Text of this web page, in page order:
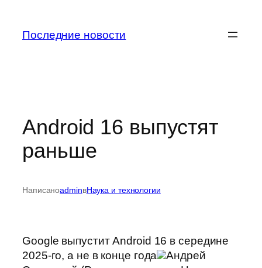
содержимому
Последние новости
Android 16 выпустят
раньше
НаписаноadminвНаука и технологии
Google выпустит Android 16 в середине
2025-го, а не в конце года
Андрей